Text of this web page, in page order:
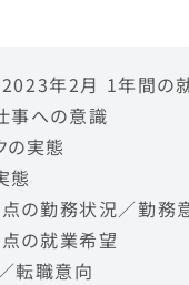
年2月 1年間の
事への意識
の実態
態
の勤務状況／勤務
の就業希望
転職意向